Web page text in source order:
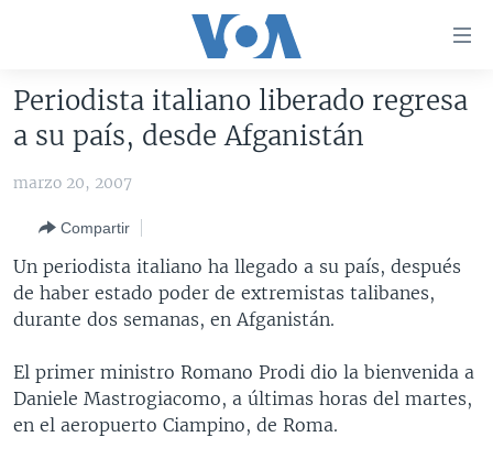
accesibilidad
Salte
navegador
principal
Salte
búsqueda
AMÉRICA DEL NORTE
EEUU
MÉXICO
HAITÍ
ELECCIONES EEUU 2024
ELECCIONES EEUU
VOTO DIVIDIDO
VOA VERIFICA
VOA VERIFICA UCRANIA/RUSIA
VOA VERIFICA INMIGRACIÓN
VOA VERIFICA AMÉRICA LATINA
AMÉRICA LATINA
ARGENTINA
BOLIVIA
CHILE
PERÚ
CHINA EN AMÉRICA LATINA
CENTROAMÉRICA
EL SALVADOR
GUATEMALA
INMIGRACIÓN
LIBERTAD DE PRENSA
ESPECIALES DE LA VOA
LIBERTAD DE PRENSA
Periodista italiano liberado regresa
a su país, desde Afganistán
marzo 20, 2007
Compartir
Un periodista italiano ha llegado a su país, después
de haber estado poder de extremistas talibanes,
durante dos semanas, en Afganistán.
El primer ministro Romano Prodi dio la bienvenida a
Daniele Mastrogiacomo, a últimas horas del martes,
en el aeropuerto Ciampino, de Roma.